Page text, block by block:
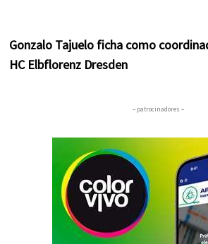
Gonzalo Tajuelo ficha como
HC Elbflorenz Dresden
– patrocinadores –